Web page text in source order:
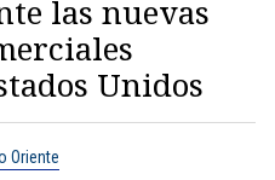
las nuevas
Unidos
Oriente